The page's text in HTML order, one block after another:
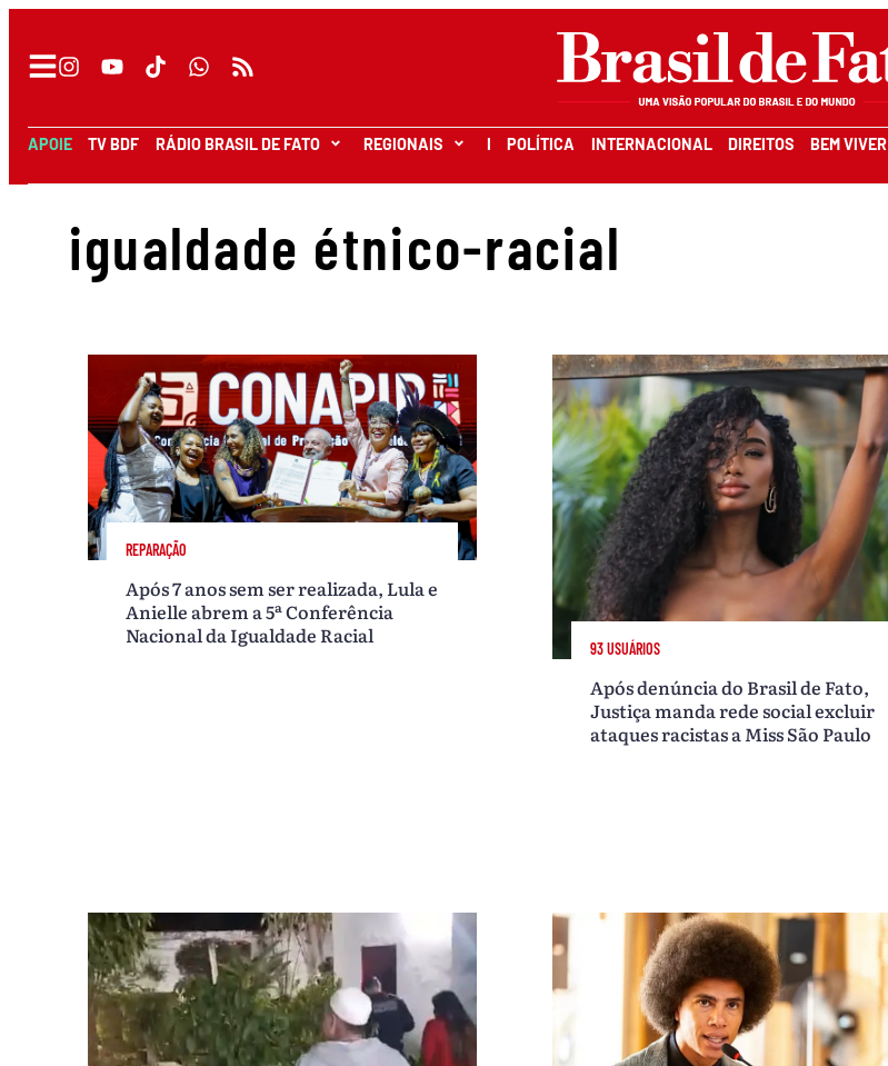
APOIE TV BDF RÁDIO BRASIL DE FATO REGIONAIS I POLÍTICA INTERNACIONAL DIREITOS BEM VIVER
igualdade étnico-racial
REPARAÇÃO
Após 7 anos sem ser realizada, Lula e
Anielle abrem a 5ª Conferência
Nacional da Igualdade Racial
93 USUÁRIOS
Após denúncia do Brasil de Fato,
Justiça manda rede social excluir
ataques racistas a Miss São Paulo